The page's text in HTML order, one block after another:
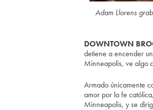
Adam Llorens
DOWNTOWN
detiene a encender
Minneapolis, ve algo
Armado únicamente
amor por la fe
Minneapolis, y se